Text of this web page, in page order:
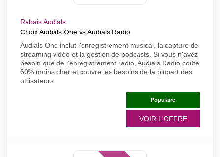
Rabais Audials
Choix Audials One vs Audials Radio
Audials One inclut l'enregistrement musical, la capture de
streaming vidéo et la gestion de podcasts. Si vous n'avez
besoin que de l'enregistrement radio, Audials Radio coûte
60% moins cher et couvre les besoins de la plupart des
utilisateurs
Populaire
VOIR L'OFFRE